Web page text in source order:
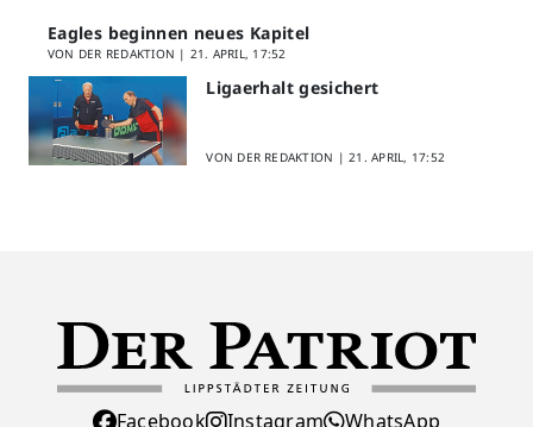
Eagles beginnen neues Kapitel
VON DER REDAKTION | 21. APRIL, 17:52
Ligaerhalt gesichert
VON DER REDAKTION |21. APRIL, 17:52
Facebook Instagram WhatsApp